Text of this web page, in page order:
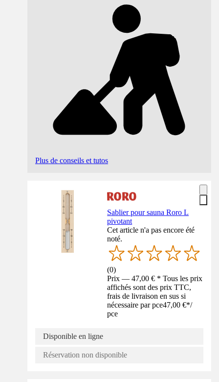
Plus de conseils et tutos
Sablier pour sauna Roro L
pivotant
Cet article n'a pas encore été
noté.
(0)
Prix — 47,00 € * Tous les prix
affichés sont des prix TTC,
frais de livraison en sus si
nécessaire par pce47,00 €*/
pce
Disponible en ligne
Réservation non disponible